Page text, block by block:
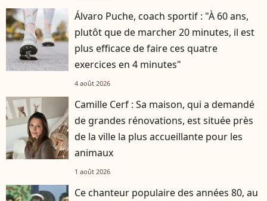
Álvaro Puche, coach sportif : "À 60 ans,
plutôt que de marcher 20 minutes, il est
plus efficace de faire ces quatre
exercices en 4 minutes"
4 août 2026
Camille Cerf : Sa maison, qui a demandé
de grandes rénovations, est située près
de la ville la plus accueillante pour les
animaux
1 août 2026
Ce chanteur populaire des années 80, au